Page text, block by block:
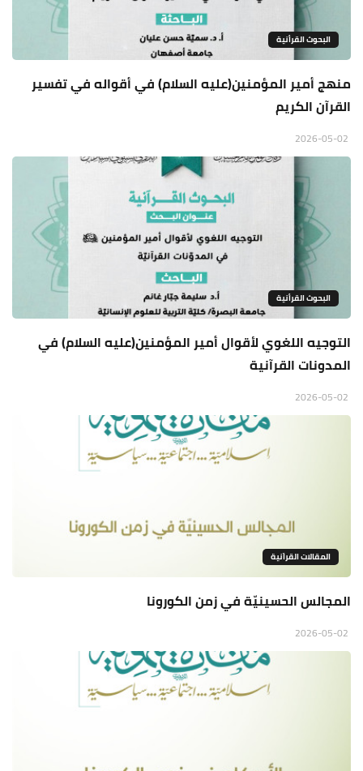
البحوث القرأنية
منهج أمير المؤمنين(عليه السلام) في أقواله في تفسير
القرآن الكريم
البحوث القرأنية
التوجيه اللغوي لأقوال أمير المؤمنين(عليه السلام) في
المدونات القرآنية
المقالات القراَنية
المجالس الحسينيّة في زمن الكورونا